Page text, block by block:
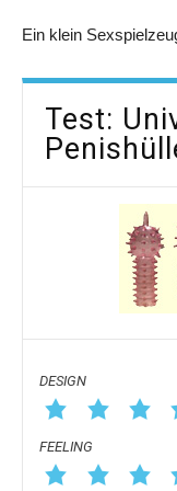
Ein klein
Test:
DESIGN
FEELING